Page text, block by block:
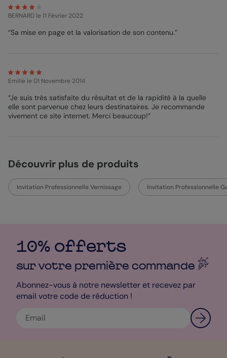
Bénédicte - Pop Designer
BERNARD le 11 Février 2022
“Sa mise en page et la valorisation de son contenu.”
Emilie le 01 Novembre 2014
“Je suis très satisfaite du résultat et de la rapidité à la quelle
elle sont parvenue chez leurs destinataires. Je recommande
vivement ce site internet. Merci beaucoup!”
Découvrir plus de produits
Invitation Professionnelle Vernissage Invitation Professionnelle
10% offerts
sur votre première commande
Abonnez-vous à notre newsletter et recevez par
email votre code de réduction !